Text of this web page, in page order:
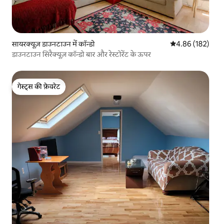
सायरक्यूज़ डाउनटाउन में कॉन्डो औसत रेटिंग 5 में से
4.86 (182)
डाउनटाउन सिरैक्यूज़ कॉन्डो बार और रेस्टोरेंट के ऊपर
गेस्ट्स की फ़ेवरेट
गेस्ट्स की फ़ेवरेट